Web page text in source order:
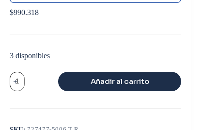
$990.318
3 disponibles
TURBO
GT1849V
cantidad
Añadir al carrito